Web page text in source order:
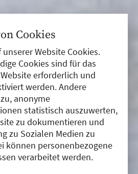
Cookies
Website Cookies.
Cookies sind für das
erforderlich und
werden. Andere
anonyme
statistisch auszuwerten,
zu dokumentieren und
zu Sozialen Medien zu
können personenbezogene
verarbeitet werden.